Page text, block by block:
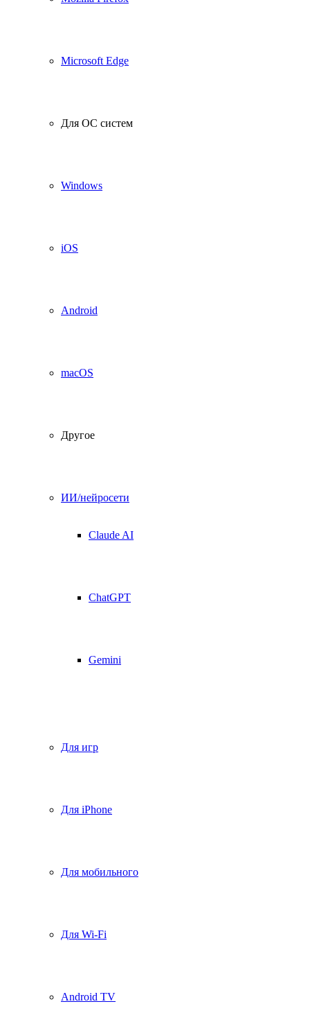
Microsoft Edge
Для ОС систем
Windows
iOS
Android
macOS
Другое
ИИ/нейросети
Claude AI
ChatGPT
Gemini
Для игр
Для iPhone
Для мобильного
Для Wi-Fi
Android TV